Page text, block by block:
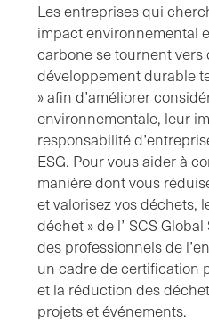
Les entreprises qui
impact environnemental
carbone se tournent vers
développement durable
» afin d’améliorer
environnementale, leur
responsabilité
ESG. Pour vous aider à
manière dont vous
et valorisez vos déchets,
déchet » de l’ SCS
des professionnels de
un cadre de certification
et la réduction des
projets et événements.